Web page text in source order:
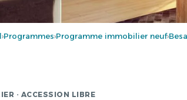
›Programmes›Programme immobilier neuf›
· ACCESSION LIBRE